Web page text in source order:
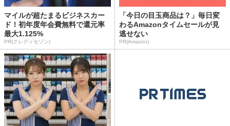
マイルが超たまるビジネスカー
ド！初年度年会費無料で還元率
最大1.125%
PR(クレディセゾン)
「今日の目玉商品は？」毎日変
わるAmazonタイムセールが見
逃せない
PR(Amazon)